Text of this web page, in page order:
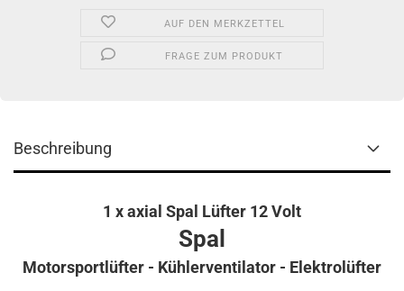
AUF DEN MERKZETTEL
FRAGE ZUM PRODUKT
Beschreibung
1 x axial Spal Lüfter 12 Volt
Spal
Motorsportlüfter - Kühlerventilator - Elektrolüfter